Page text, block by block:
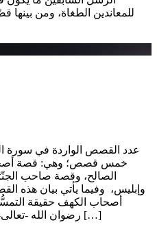
للمعاندين الطغاة، ومن بينها
عدد القصص الواردة في
خمس قصص؛ وهي: قصة
الصالح، وقصة صاحب
وإبليس، وفيما يأتي بيان
أصحاب الكهف حقيقة
رضوان الله -تعالى-، وتقديم العمل الصالح على غيره […]